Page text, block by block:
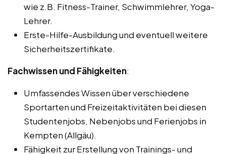
wie z.B. Fitness-Trainer, Schwimmlehrer, Yoga-
Lehrer.
Erste-Hilfe-Ausbildung und eventuell weitere
Sicherheitszertifikate.
Fachwissen und Fähigkeiten:
Umfassendes Wissen über verschiedene
Sportarten und Freizeitaktivitäten bei diesen
Studentenjobs, Nebenjobs und Ferienjobs in
Kempten (Allgäu).
Fähigkeit zur Erstellung von Trainings- und